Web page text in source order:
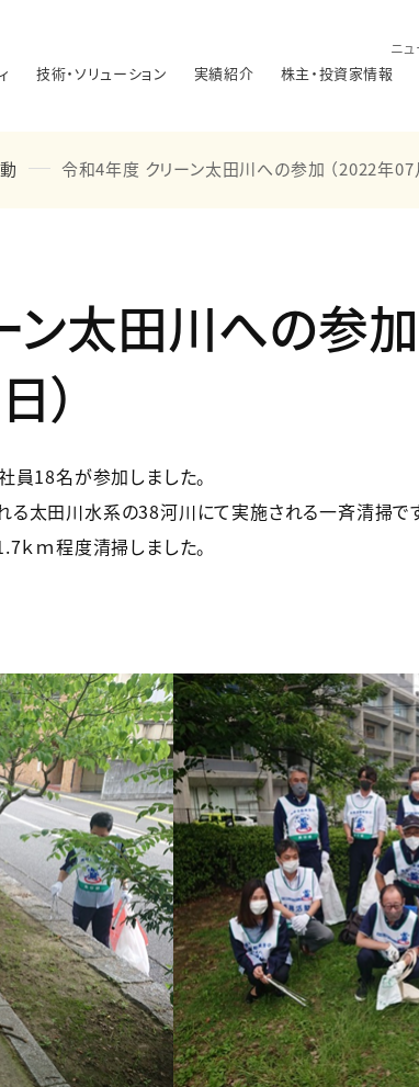
ニ
技術・ソリューション 実績紹介 株主・投資家情報
令和4年度 クリーン太田川への参加 （2022年07
ン太田川への参加
）
員18名が参加しました。
る太田川水系の38河川にて実施される一斉清掃で
ｋｍ程度清掃しました。